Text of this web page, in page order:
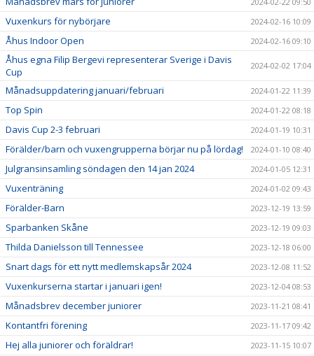
Vuxenkurs för nybörjare 2024-02-16 10:09
Åhus Indoor Open 2024-02-16 09:10
Åhus egna Filip Bergevi representerar Sverige i Davis
Cup
2024-02-02 17:04
Månadsuppdatering januari/februari 2024-01-22 11:39
Top Spin 2024-01-22 08:18
Davis Cup 2-3 februari 2024-01-19 10:31
Förälder/barn och vuxengrupperna börjar nu på lördag! 2024-01-10 08:40
Julgransinsamling söndagen den 14 jan 2024 2024-01-05 12:31
Vuxenträning 2024-01-02 09:43
Förälder-Barn 2023-12-19 13:59
Sparbanken Skåne 2023-12-19 09:03
Thilda Danielsson till Tennessee 2023-12-18 06:00
Snart dags för ett nytt medlemskapsår 2024 2023-12-08 11:52
Vuxenkurserna startar i januari igen! 2023-12-04 08:53
Månadsbrev december juniorer 2023-11-21 08:41
Kontantfri förening 2023-11-17 09:42
Hej alla juniorer och föräldrar! 2023-11-15 10:07